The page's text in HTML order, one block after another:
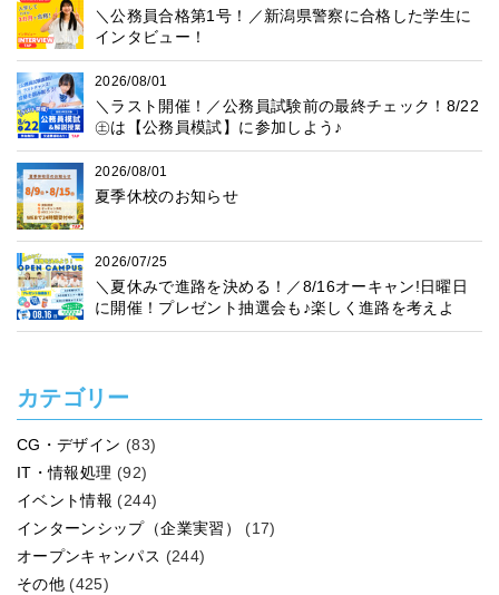
＼公務員合格第1号！／新潟県警察に合格した学生に
インタビュー！
2026/08/01
＼ラスト開催！／公務員試験前の最終チェック！8/22
㊏は【公務員模試】に参加しよう♪
2026/08/01
夏季休校のお知らせ
2026/07/25
＼夏休みで進路を決める！／8/16オーキャン!日曜日
に開催！プレゼント抽選会も♪楽しく進路を考えよ
う！
カテゴリー
CG・デザイン (83)
IT・情報処理 (92)
イベント情報 (244)
インターンシップ（企業実習）
(17)
オープンキャンパス (244)
その他 (425)